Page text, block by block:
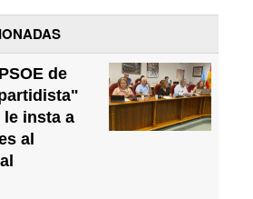
de
le insta a
al